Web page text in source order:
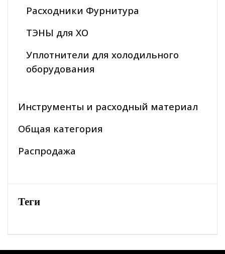
Расходники Фурнитура
ТЭНЫ для ХО
Уплотнители для холодильного
оборудования
Инструменты и расходный материал
Общая категория
Распродажа
Теги